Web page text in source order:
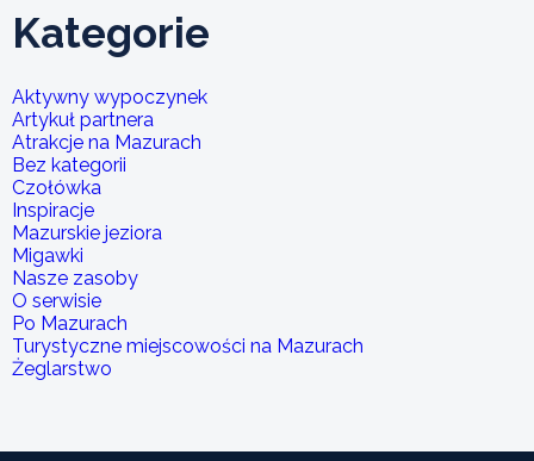
Kategorie
Aktywny wypoczynek
Artykuł partnera
Atrakcje na Mazurach
Bez kategorii
Czołówka
Inspiracje
Mazurskie jeziora
Migawki
Nasze zasoby
O serwisie
Po Mazurach
Turystyczne miejscowości na Mazurach
Żeglarstwo